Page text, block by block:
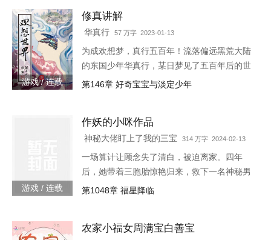
游戏 / 连载
修真讲解
华真行 57 万字 2023-01-13
为成欢想梦，真行五百年！流落偏远黑荒大陆
的东国少年华真行，某日梦见了五百年后的世
界。在那个世界上，很多国度与部族甚至已消
第146章 好奇宝宝与淡定少年
游戏 / 连载
作妖的小咪作品
神秘大佬盯上了我的三宝 314 万字 2024-02-13
一场算计让顾念失了清白，被迫离家。四年
后，她带着三胞胎惊艳归来，救下一名神秘男
子。她认为救人是医生天职，却不料男子缠着
鉴定，“乖，我是你们的亲爹。”顾念抚额，带
第1048章 福星降临
农家小福女周满宝白善宝